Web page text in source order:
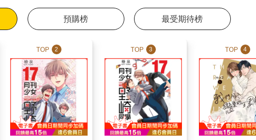
預購榜 最受期待榜
TOP 2 TOP 3 TOP 4